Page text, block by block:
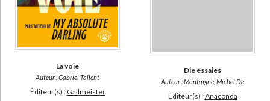
La voie
Auteur :Gabriel Tallent
Éditeur(s) : Gallmeister
Die essaies
Auteur :Montaigne, Michel De
Éditeur(s) :Anaconda